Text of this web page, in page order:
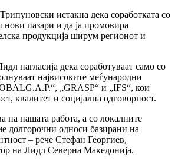
истакна дека соработката со
пазари и да ја промовира
продукција ширум регионот и
нагласија дека соработуваат само со
највисоките меѓународни
„GRASP“ и „IFS“, кои
квалитет и социјална одговорност.
на нашата работа, а со локалните
долгорочни односи базирани на
– рече Стефан Георгиев,
на Лидл Северна Македонија.